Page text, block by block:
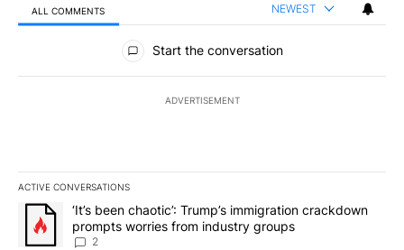
ALL COMMENTS NEWEST
All Comments
Start the conversation
ADVERTISEMENT
ACTIVE CONVERSATIONS
The following is a list of the most commented articles in the last
A trending article titled "‘It’s been chaotic’: Trump’s
‘It’s been chaotic’: Trump’s immigration crackdown
prompts worries from industry groups
2